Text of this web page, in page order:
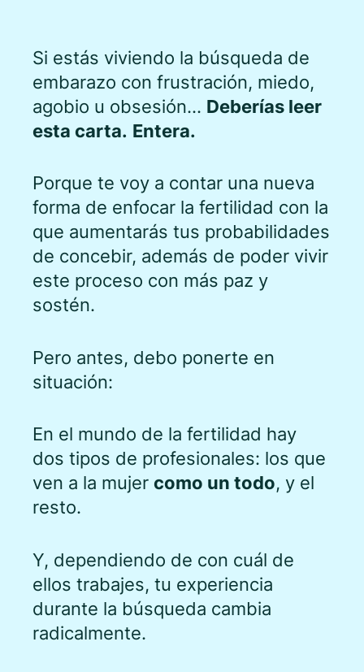
Si estás viviendo la búsqueda de
embarazo con frustración, miedo,
agobio u obsesión… Deberías leer
esta carta. Entera.
Porque te voy a contar una nueva
forma de enfocar la fertilidad con la
que aumentarás tus probabilidades
de concebir, además de poder vivir
este proceso con más paz y
sostén.
Pero antes, debo ponerte en
situación:
En el mundo de la fertilidad hay
dos tipos de profesionales: los que
ven a la mujer como un todo, y el
resto.
Y, dependiendo de con cuál de
ellos trabajes, tu experiencia
durante la búsqueda cambia
radicalmente.